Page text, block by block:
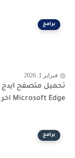
برامج
فبراير 1, 2026
تحميل متصفح ايدج
Microsoft Edge اخر اصدار
برامج